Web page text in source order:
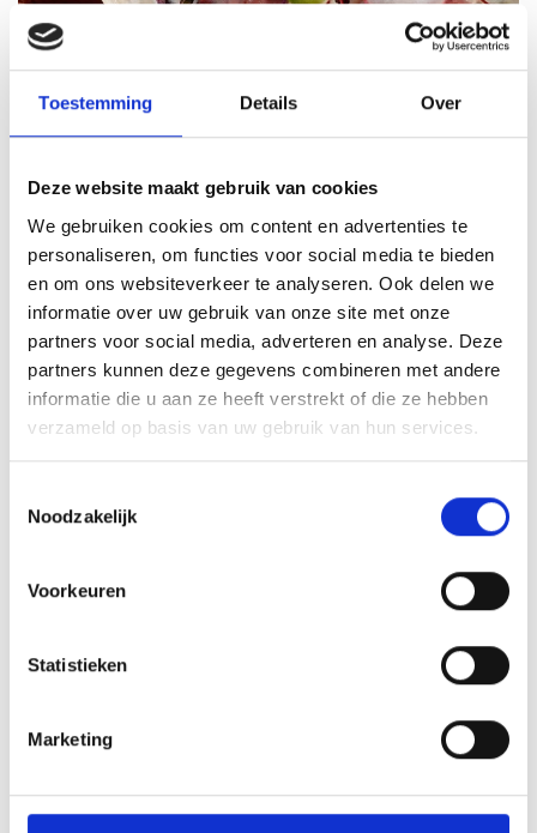
Toestemming Details Over
Deze website maakt gebruik van cookies
We gebruiken cookies om content en advertenties te
personaliseren, om functies voor social media te bieden
en om ons websiteverkeer te analyseren. Ook delen we
informatie over uw gebruik van onze site met onze
partners voor social media, adverteren en analyse. Deze
partners kunnen deze gegevens combineren met andere
informatie die u aan ze heeft verstrekt of die ze hebben
verzameld op basis van uw gebruik van hun services.
Noodzakelijk
Voorkeuren
Statistieken
Marketing
VITELLO TONNATO VAN DE
SEARWOOD
RECEPT